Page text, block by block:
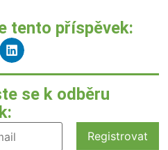
tento příspěvek:
se k odběru